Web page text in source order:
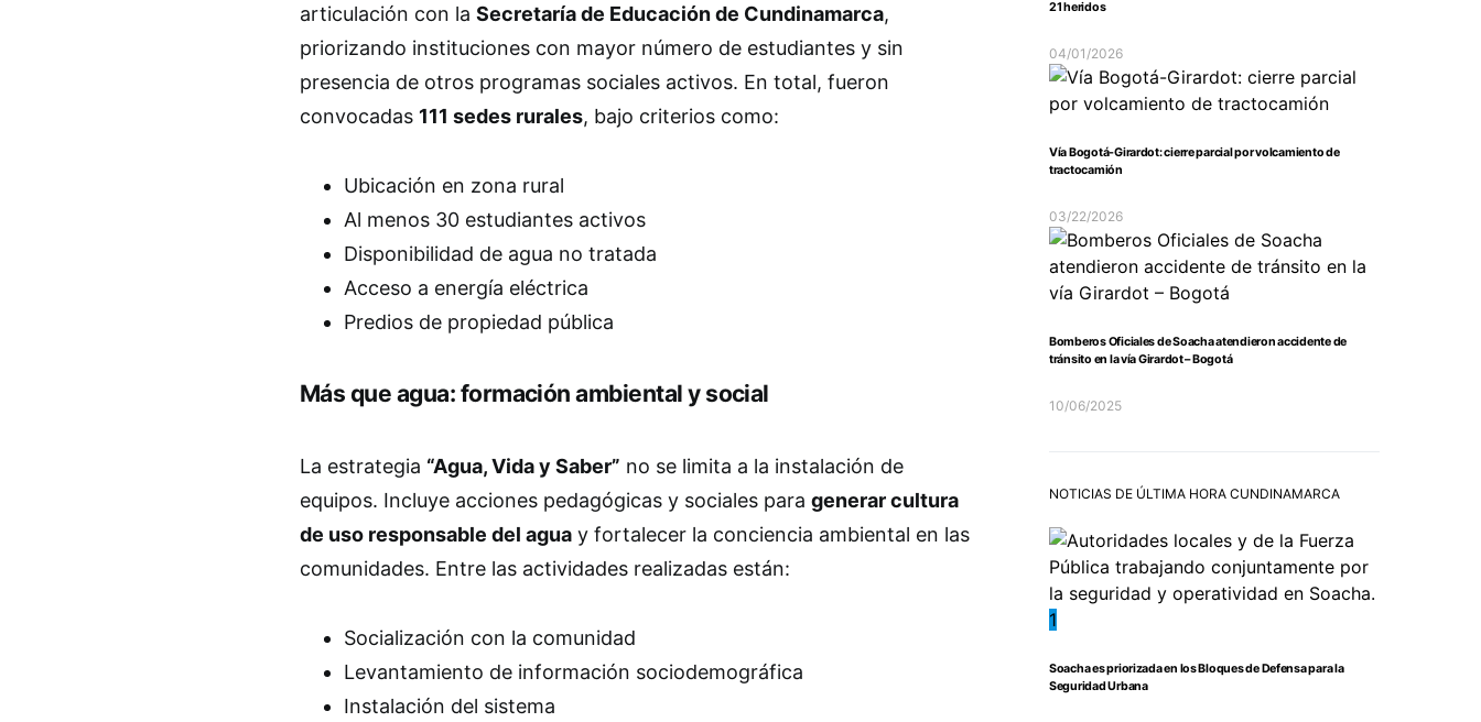
articulación con la Secretaría de Educación de Cundinamarca,
priorizando instituciones con mayor número de estudiantes y sin
presencia de otros programas sociales activos. En total, fueron
convocadas 111 sedes rurales, bajo criterios como:
Ubicación en zona rural
Al menos 30 estudiantes activos
Disponibilidad de agua no tratada
Acceso a energía eléctrica
Predios de propiedad pública
Más que agua: formación ambiental y social
La estrategia “Agua, Vida y Saber” no se limita a la instalación de
equipos. Incluye acciones pedagógicas y sociales para generar cultura
de uso responsable del agua y fortalecer la conciencia ambiental en las
comunidades. Entre las actividades realizadas están:
Socialización con la comunidad
Levantamiento de información sociodemográfica
Instalación del sistema
21 heridos
04/01/2026
Vía Bogotá-Girardot: cierre parcial por volcamiento de
tractocamión
03/22/2026
Bomberos Oficiales de Soacha atendieron accidente de
tránsito en la vía Girardot – Bogotá
10/06/2025
NOTICIAS DE ÚLTIMA HORA CUNDINAMARCA
1
Soacha es priorizada en los Bloques de Defensa para la
Seguridad Urbana